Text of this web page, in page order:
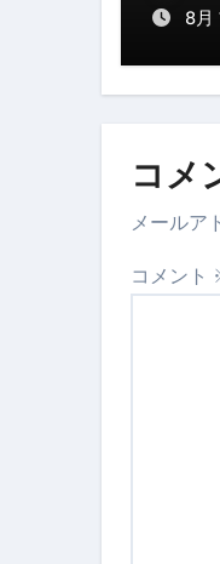
8月
コメ
メールア
コメント